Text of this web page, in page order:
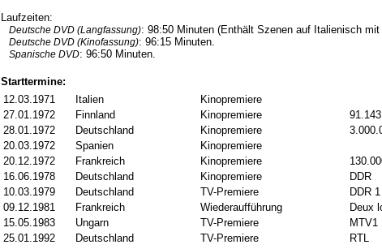
Laufzeiten:
Deutsche DVD (Langfassung): 98:50 Minuten (Enthält Szenen auf Italienisch
Deutsche DVD (Kinofassung): 96:15 Minuten.
Spanische DVD: 96:50 Minuten.
Starttermine:
12.03.1971
Italien
Kinopremiere
27.01.1972
Finnland Kinopremiere
28.01.1972
Deutschland Kinopremiere
20.03.1972
Spanien
Kinopremiere
20.12.1972
Frankreich Kinopremiere
16.06.1978
Deutschland Kinopremiere
DDR
10.03.1979
Deutschland TV-Premiere
DDR 1
09.12.1981
Frankreich Wiederaufführung
Deux
15.05.1983
Ungarn TV-Premiere
MTV1
25.01.1992
Deutschland TV-Premiere
RTL